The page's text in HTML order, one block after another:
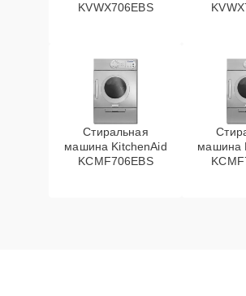
KVWX706EBS
Стиральная
машина KitchenAid
KCMF706EBS
машина